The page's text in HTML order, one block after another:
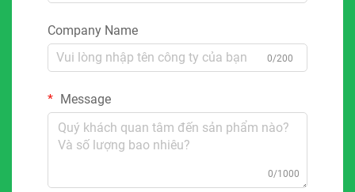
Company Name
0/200
Message
0/1000